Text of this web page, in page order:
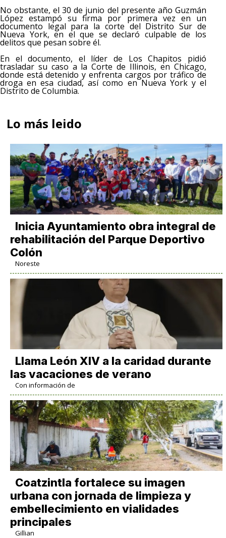
No obstante, el 30 de junio del presente año Guzmán
López estampó su firma por primera vez en un
documento legal para la corte del Distrito Sur de
Nueva York, en el que se declaró culpable de los
delitos que pesan sobre él.
En el documento, el líder de Los Chapitos pidió
trasladar su caso a la Corte de Illinois, en Chicago,
donde está detenido y enfrenta cargos por tráfico de
droga en esa ciudad, así como en Nueva York y el
Distrito de Columbia.
Lo más leido
Inicia Ayuntamiento obra integral de
rehabilitación del Parque Deportivo
Colón
Noreste
Llama León XIV a la caridad durante
las vacaciones de verano
Con información de
Coatzintla fortalece su imagen
urbana con jornada de limpieza y
embellecimiento en vialidades
principales
Gillian